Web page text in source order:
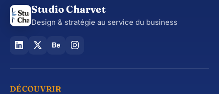
Studio Charvet
Design & stratégie au service du business
DÉCOUVRIR